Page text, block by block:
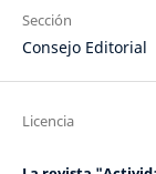
Sección
Consejo Editorial
Licencia